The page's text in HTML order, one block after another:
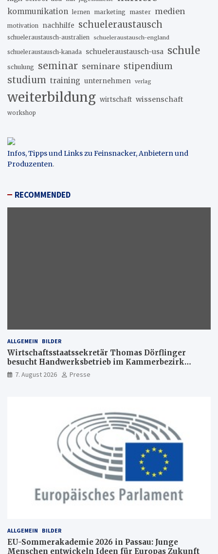
kommunikation lernen marketing master medien
motivation nachhilfe schueleraustausch
schueleraustausch-australien schueleraustausch-england
schueleraustausch-kanada schueleraustausch-usa schule
schulung seminar seminare stipendium
studium training unternehmen verlag
weiterbildung wirtschaft wissenschaft
workshop
Infos, Tipps und Links zu Feinsnacker, Anbietern und
Produzenten.
RECOMMENDED
ALLGEMEIN BILDER
Wirtschaftsstaatssekretär Thomas Dörflinger
besucht Handwerksbetrieb im Kammerbezirk
Freiburg
7. August 2026 Presse
ALLGEMEIN BILDER
EU-Sommerakademie 2026 in Passau: Junge
Menschen entwickeln Ideen für Europas Zukunft